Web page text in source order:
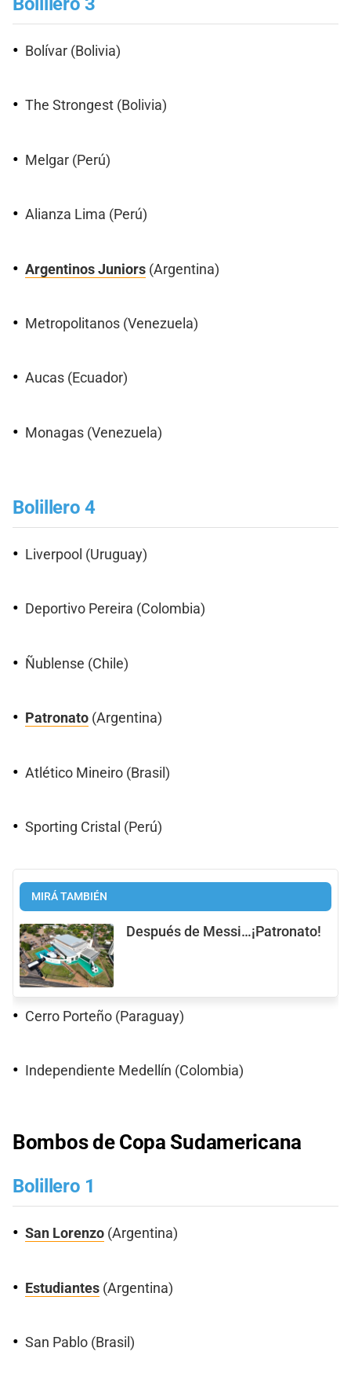
Bolívar (Bolivia)
The Strongest (Bolivia)
Melgar (Perú)
Alianza Lima (Perú)
Argentinos Juniors (Argentina)
Metropolitanos (Venezuela)
Aucas (Ecuador)
Monagas (Venezuela)
Bolillero 4
Liverpool (Uruguay)
Deportivo Pereira (Colombia)
Ñublense (Chile)
Patronato (Argentina)
Atlético Mineiro (Brasil)
Sporting Cristal (Perú)
MIRÁ TAMBIÉN
Después de Messi…¡Patronato!
Cerro Porteño (Paraguay)
Independiente Medellín (Colombia)
Bombos de Copa Sudamericana
Bolillero 1
San Lorenzo (Argentina)
Estudiantes (Argentina)
San Pablo (Brasil)